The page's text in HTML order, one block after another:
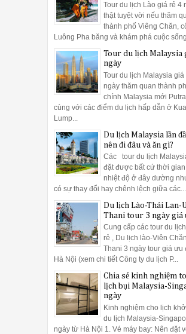
Tour du lịch Lào giá rẻ 4
thật tuyệt vời nếu thăm
thành phố Viêng Chăn,
Luông Pha băng và khám phá cuộc
Tour du lịch Malaysia
ngày
Tour du lịch Malaysia giá
ngày thăm quan thành
chính Malaysia mới Putra
cùng với các điểm du lịch hấp dẫn ở
Lump...
Du lịch Malaysia lần
nên đi đâu và ăn gì?
Các tour du lịch
đặt được bất cứ thời
nhiệt độ ở đây dường
có sự thay đổi hay chênh lệch giữa các...
Du lịch Lào-Thái Lan-
Thani tour 3 ngày giá
Cung cấp các tour du
rẻ , Du lịch lào-Viên
Thani 3 ngày tour giá ưu
Hà Nội (xem chi tiết Công ty du lịch P...
Chia sẻ kinh nghiệm
lịch bụi Malaysia-
ngày
Kinh nghiệm cho lịch
du lịch Malaysia-
ngày từ Hà Nội 1. Vé máy bay: Nên đặt